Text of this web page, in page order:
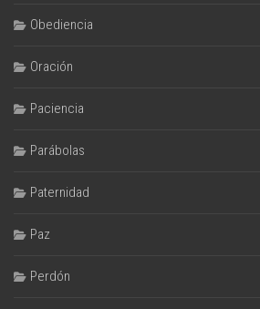
Obediencia
Oración
Paciencia
Parábolas
Paternidad
Paz
Perdón